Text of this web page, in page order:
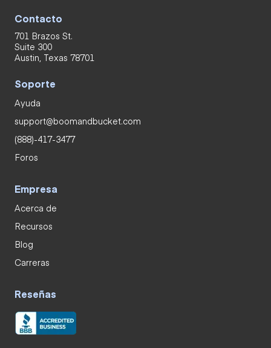
Contacto
701 Brazos St.
Suite 300
Austin, Texas 78701
Soporte
Ayuda
support@boomandbucket.com
(888)-417-3477
Foros
Empresa
Acerca de
Recursos
Blog
Carreras
Reseñas